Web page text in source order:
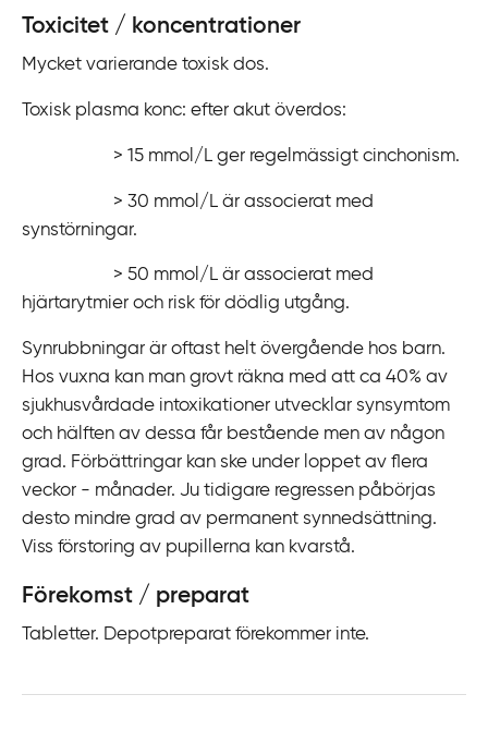
Toxicitet / koncentrationer
Mycket varierande toxisk dos.
Toxisk plasma konc: efter akut överdos:
> 15 mmol/L ger regelmässigt cinchonism.
> 30 mmol/L är associerat med
synstörningar.
> 50 mmol/L är associerat med
hjärtarytmier och risk för dödlig utgång.
Synrubbningar är oftast helt övergående hos barn.
Hos vuxna kan man grovt räkna med att ca 40% av
sjukhusvårdade intoxikationer utvecklar synsymtom
och hälften av dessa får bestående men av någon
grad. Förbättringar kan ske under loppet av flera
veckor - månader. Ju tidigare regressen påbörjas
desto mindre grad av permanent synnedsättning.
Viss förstoring av pupillerna kan kvarstå.
Förekomst / preparat
Tabletter. Depotpreparat förekommer inte.